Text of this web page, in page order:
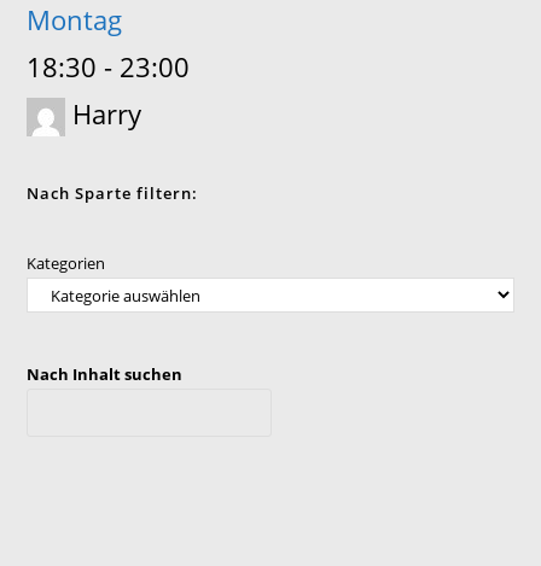
Montag
18:30 - 23:00
Harry
Nach Sparte filtern:
Kategorien
Nach Inhalt suchen